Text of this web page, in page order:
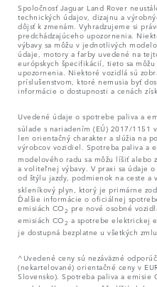
Spoločnosť Jaguar Land Rover
technických údajov, dizajnu a
dôjsť k zmenám. Vyhradzujeme si
predchádzajúceho upozornenia.
výbavy sa môžu v jednotlivých
údaje, motory a farby uvedené na
európskych špecifikácií, tieto sa
upozornenia. Niektoré vozidlá sú
príslušenstvom, ktoré nemusia byť
informácie o dostupnosti a cenách
Uvedené údaje o spotrebe paliva a
súlade s nariadením (EÚ) 2017/1151
len orientačný charakter a slúžia na
výrobcov vozidiel. Spotreba paliva a
modelového radu sa môžu líšiť alebo
a voliteľnej výbavy. V praxi sa údaje
od štýlu jazdy, podmienok na ceste a
skleníkový plyn, ktorý je primárne
Ďalšie informácie o oficiálnej
emisiách CO2 pre nové osobné
emisiách CO2 a spotrebe elektrickej
je dostupná bezplatne u všetkých
^Uvedené ceny sú nezáväzné
(nekartelované) orientačné ceny v
Slovensko). Spotreba paliva a emisie